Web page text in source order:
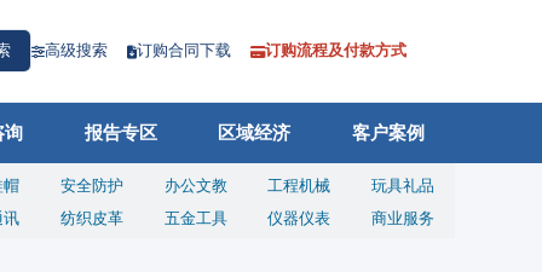
高级搜索 订购合同下载 订购流程及付款方式
询 报告专区 区域经济 客户案例
帽 安全防护 办公文教 工程机械
玩具礼品
讯 纺织皮革 五金工具 仪器仪表 商业服务